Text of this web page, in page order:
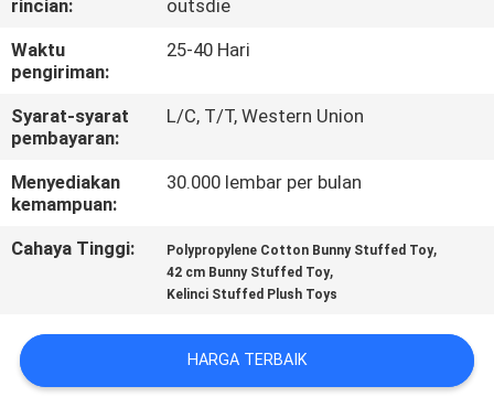
KAMI
BERITA
PERMINTAAN
PENAWARAN
SITEMAP
PRIVACY
POLICY
rincian:
outsdie
Waktu
pengiriman:
25-40 Hari
Syarat-syarat
pembayaran:
L/C, T/T, Western Union
Menyediakan
kemampuan:
30.000 lembar per bulan
Cahaya Tinggi: Polypropylene Cotton Bunny Stuffed Toy,
42 cm Bunny Stuffed Toy,
Kelinci Stuffed Plush Toys
HARGA TERBAIK